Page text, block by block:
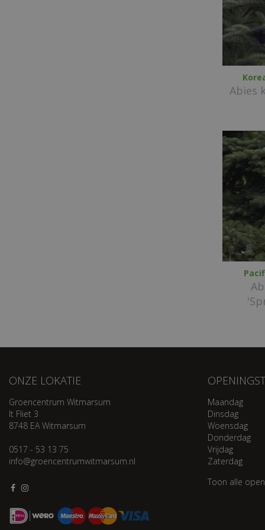
Abies
ONZE LOKATIE
Groencentrum Witmarsum
It Fliet 3
8748 EA Witmarsum
0517 - 53 13 75
info@groencentrumwitmarsum.nl
Maandag
Dinsdag
Woensdag
Donderdag
Vrijdag
Zaterdag
Toon alle